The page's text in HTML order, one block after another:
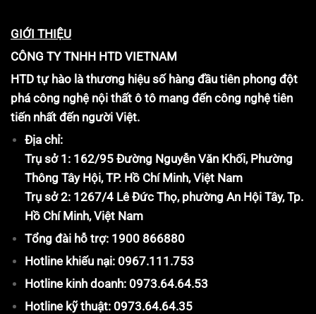
GIỚI THIỆU
CÔNG TY TNHH HTD VIETNAM
HTD tự hào là thương hiệu số hàng đầu tiên phong đột
phá công nghệ nội thất ô tô mang đến công nghệ tiên
tiến nhất đến người Việt.
Địa chỉ:
Trụ sở 1: 162/95 Đường Nguyễn Văn Khối, Phường
Thông Tây Hội, TP. Hồ Chí Minh, Việt Nam
Trụ sở 2: 1267/4 Lê Đức Thọ, phường An Hội Tây, Tp.
Hồ Chí Minh, Việt Nam
Tổng đài hỗ trợ: 1900 866880
Hotline khiếu nại: 0967.111.753
Hotline kinh doanh: 0973.64.64.53
Hotline kỹ thuật: 0973.64.64.35